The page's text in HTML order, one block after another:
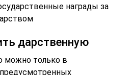
награды за
дарственную
можно только в